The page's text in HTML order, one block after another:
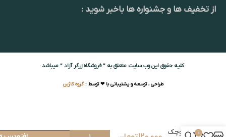
از تخفیف ها و جشنواره ها باخبر شوید :
کلیه حقوق این وب سایت متعلق به ” فروشگاه زرگر آزاد ” میباشد
طراحی ، توسعه و پشتیبانی با ❤ توسط :گروه کاژین
کوچک
0